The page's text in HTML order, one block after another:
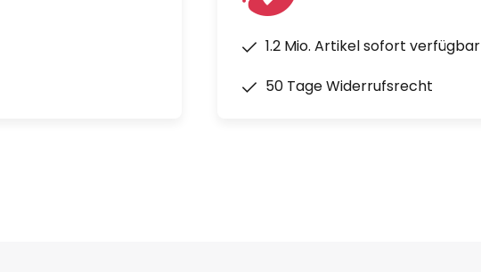
1.2 Mio. Artikel sofort verfügbar
50 Tage Widerrufsrecht